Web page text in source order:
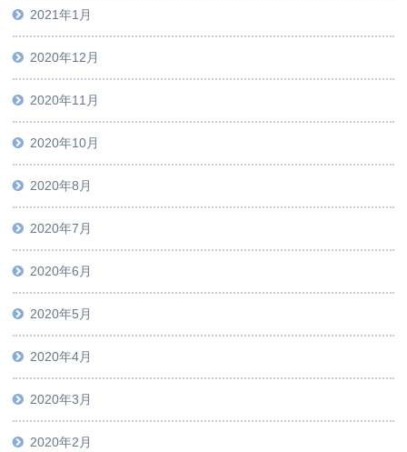
2021年1月
2020年12月
2020年11月
2020年10月
2020年8月
2020年7月
2020年6月
2020年5月
2020年4月
2020年3月
2020年2月